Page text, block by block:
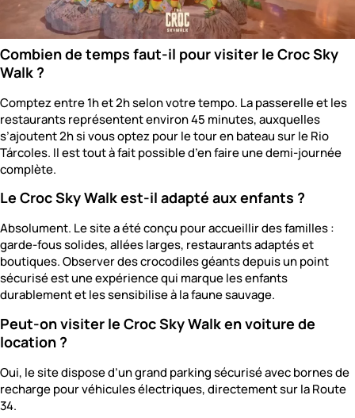
Combien de temps faut-il pour visiter le Croc Sky
Walk ?
Comptez entre 1h et 2h selon votre tempo. La passerelle et les
restaurants représentent environ 45 minutes, auxquelles
s’ajoutent 2h si vous optez pour le tour en bateau sur le Rio
Tárcoles. Il est tout à fait possible d’en faire une demi-journée
complète.
Le Croc Sky Walk est-il adapté aux enfants ?
Absolument. Le site a été conçu pour accueillir des familles :
garde-fous solides, allées larges, restaurants adaptés et
boutiques. Observer des crocodiles géants depuis un point
sécurisé est une expérience qui marque les enfants
durablement et les sensibilise à la faune sauvage.
Peut-on visiter le Croc Sky Walk en voiture de
location ?
Oui, le site dispose d’un grand parking sécurisé avec bornes de
recharge pour véhicules électriques, directement sur la Route
34.